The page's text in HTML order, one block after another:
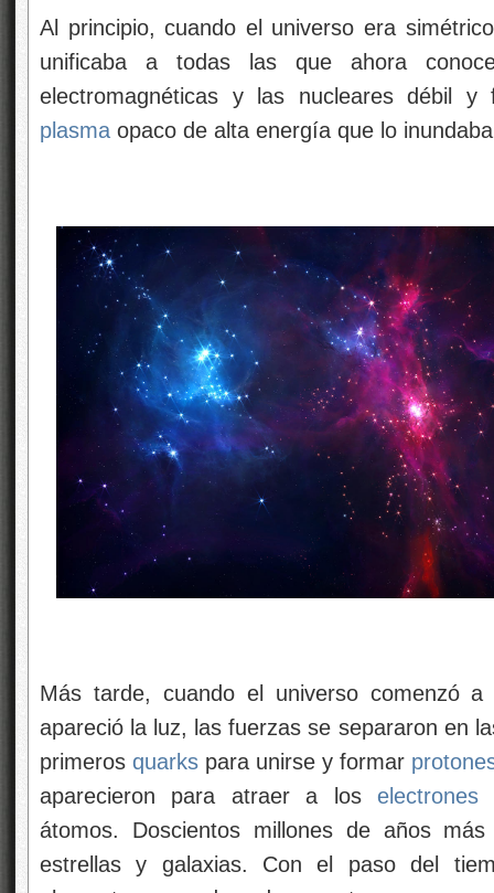
Al principio, cuando el universo era
unificaba a todas las que ahora
electromagnéticas y las nucleares débil
plasma opaco de alta energía que lo
Más tarde, cuando el universo comenzó
apareció la luz, las fuerzas se separaron en
primeros quarks para unirse y formar
aparecieron para atraer a loselectrones
átomos. Doscientos millones de años
estrellas y galaxias. Con el paso del